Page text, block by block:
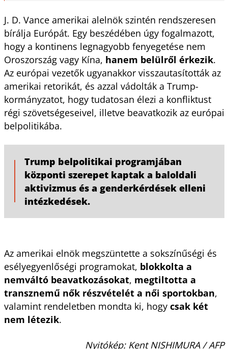
J. D. Vance amerikai alelnök szintén rendszeresen
bírálja Európát. Egy beszédében úgy fogalmazott,
hogy a kontinens legnagyobb fenyegetése nem
Oroszország vagy Kína, hanem belülről érkezik.
Az európai vezetők ugyanakkor visszautasították az
amerikai retorikát, és azzal vádolták a Trump-
kormányzatot, hogy tudatosan élezi a konfliktust
régi szövetségeseivel, illetve beavatkozik az európai
belpolitikába.
Trump belpolitikai programjában
központi szerepet kaptak a baloldali
aktivizmus és a genderkérdések elleni
intézkedések.
Az amerikai elnök megszüntette a sokszínűségi és
esélyegyenlőségi programokat, blokkolta a
nemváltó beavatkozásokat, megtiltotta a
transznemű nők részvételét a női sportokban,
valamint rendeletben mondta ki, hogy csak két
nem létezik.
Nyitókép: Kent NISHIMURA / AFP